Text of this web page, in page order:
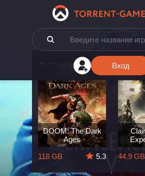
Вход
The
5.7
DOOM: The Dark
Ages
118 GB
5.3
44.9 GB